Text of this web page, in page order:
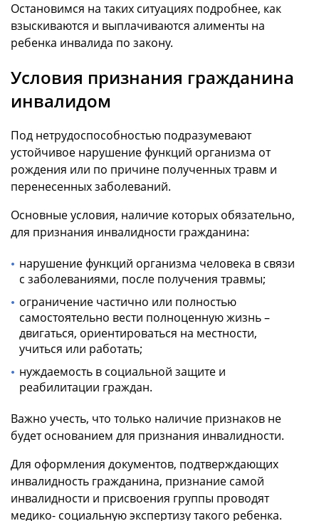
Остановимся на таких ситуациях подробнее, как
взыскиваются и выплачиваются алименты на
ребенка инвалида по закону.
Условия признания гражданина
инвалидом
Под нетрудоспособностью подразумевают
устойчивое нарушение функций организма от
рождения или по причине полученных травм и
перенесенных заболеваний.
Основные условия, наличие которых обязательно,
для признания инвалидности гражданина:
нарушение функций организма человека в связи
с заболеваниями, после получения травмы;
ограничение частично или полностью
самостоятельно вести полноценную жизнь –
двигаться, ориентироваться на местности,
учиться или работать;
нуждаемость в социальной защите и
реабилитации граждан.
Важно учесть, что только наличие признаков не
будет основанием для признания инвалидности.
Для оформления документов, подтверждающих
инвалидность гражданина, признание самой
инвалидности и присвоения группы проводят
медико- социальную экспертизу такого ребенка.